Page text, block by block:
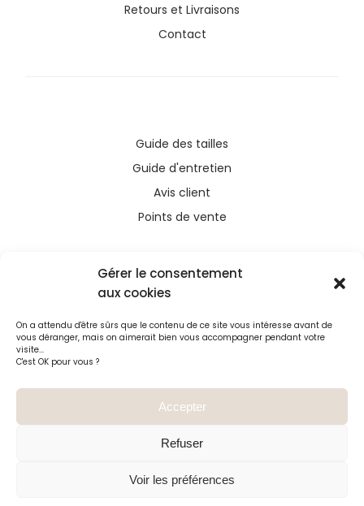
Gérer le consentement
aux cookies
On a attendu d'être sûrs que le contenu de ce site vous intéresse avant de
vous déranger, mais on aimerait bien vous accompagner pendant votre
visite...
C'est OK pour vous ?
Accepter
Refuser
Voir les préférences
Retours et Livraisons
Contact
Guide des tailles
Guide d'entretien
Avis client
Points de vente
UE), dans le cadre de la réponse de l’Union
européenne à la pandémie COVID-19. L’Europe
s’engage à La Réunion